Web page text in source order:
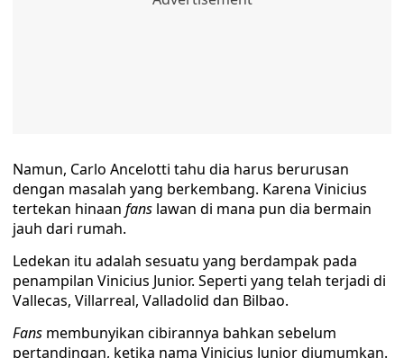
Namun, Carlo Ancelotti tahu dia harus berurusan
dengan masalah yang berkembang. Karena Vinicius
tertekan hinaan fans lawan di mana pun dia bermain
jauh dari rumah.
Ledekan itu adalah sesuatu yang berdampak pada
penampilan Vinicius Junior. Seperti yang telah terjadi di
Vallecas, Villarreal, Valladolid dan Bilbao.
Fans membunyikan cibirannya bahkan sebelum
pertandingan, ketika nama Vinicius Junior diumumkan.